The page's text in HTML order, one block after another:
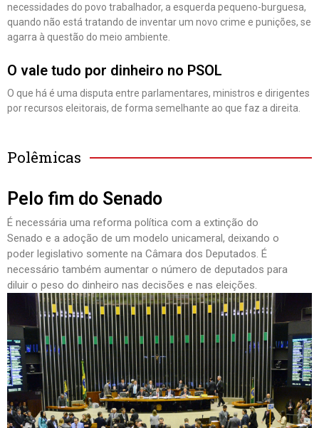
necessidades do povo trabalhador, a esquerda pequeno-burguesa,
quando não está tratando de inventar um novo crime e punições, se
agarra à questão do meio ambiente.
O vale tudo por dinheiro no PSOL
O que há é uma disputa entre parlamentares, ministros e dirigentes
por recursos eleitorais, de forma semelhante ao que faz a direita.
Polêmicas
Pelo fim do Senado
É necessária uma reforma política com a extinção do
Senado e a adoção de um modelo unicameral, deixando o
poder legislativo somente na Câmara dos Deputados. É
necessário também aumentar o número de deputados para
diluir o peso do dinheiro nas decisões e nas eleições.